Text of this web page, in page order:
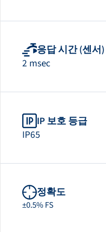
응답 시간 (센서)
2 msec
IP 보호 등급
IP65
정확도
±0.5% FS